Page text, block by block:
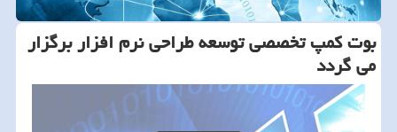
بوت كمپ تخصصی توسعه طراحی نرم افزار برگزار
می گردد